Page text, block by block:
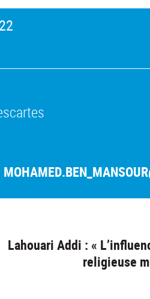
Lahouari Addi : «
religieuse